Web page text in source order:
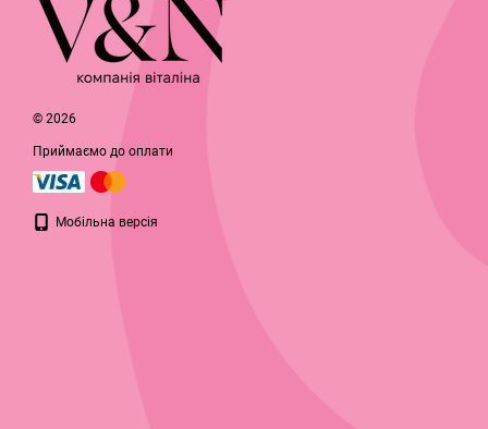
© 2026
Приймаємо до оплати
Мобільна версія